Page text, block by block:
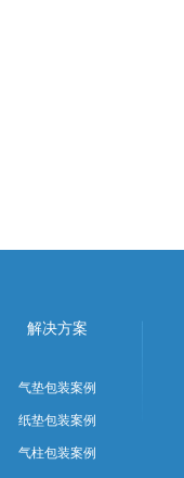
解决方案
气垫包装案例
纸垫包装案例
气柱包装案例